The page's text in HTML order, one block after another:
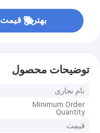
بهترین قیمت
توضیحات محصول
نام تجاری
Minimum Order
Quantity
قیمت